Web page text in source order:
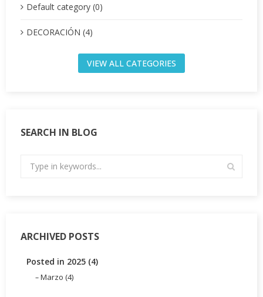
Default category (0)
DECORACIÓN (4)
VIEW ALL CATEGORIES
SEARCH IN BLOG
ARCHIVED POSTS
Posted in 2025 (4)
Marzo (4)